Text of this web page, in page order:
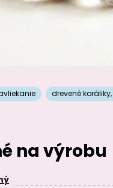
drevené koráliky,
na výrobu